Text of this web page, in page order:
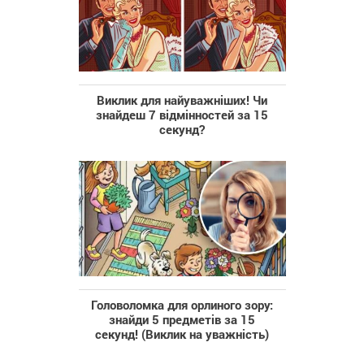
Виклик для найуважніших! Чи
знайдеш 7 відмінностей за 15
секунд?
Головоломка для орлиного зору:
знайди 5 предметів за 15
секунд! (Виклик на уважність)